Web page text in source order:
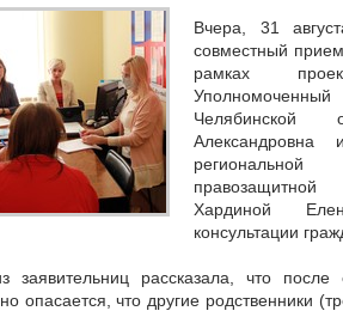
Вчера, 31
совместный
рамках
Челябинской
Александровна
правозащитной
Хардиной
консультации
заявительниц рассказала, что после
опасается, что другие родственники